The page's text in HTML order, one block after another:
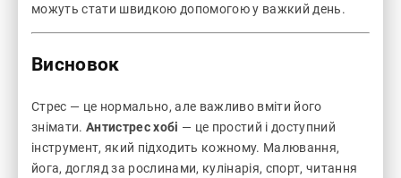
можуть стати швидкою допомогою у важкий день.
Висновок
Стрес — це нормально, але важливо вміти його
знімати. Антистрес хобі — це простий і доступний
інструмент, який підходить кожному. Малювання,
йога, догляд за рослинами, кулінарія, спорт, читання